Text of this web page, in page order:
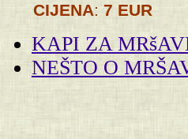
CIJENA: 7 EUR
KAPI ZA
NEŠTO O